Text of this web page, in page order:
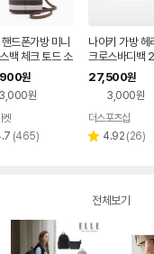
드폰가방 미니
백 체크 토드 소
드백
원
3,000원
켓
리
(465)
나이키 가방 헤
크로스바디백
(블랙)
27,500원
3,000원
더스포츠샵
별 4.92 리
(26)
전체보기